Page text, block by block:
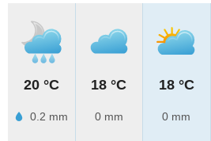
20 °C
0.2 mm
18 °C
0 mm
18 °C
0 mm